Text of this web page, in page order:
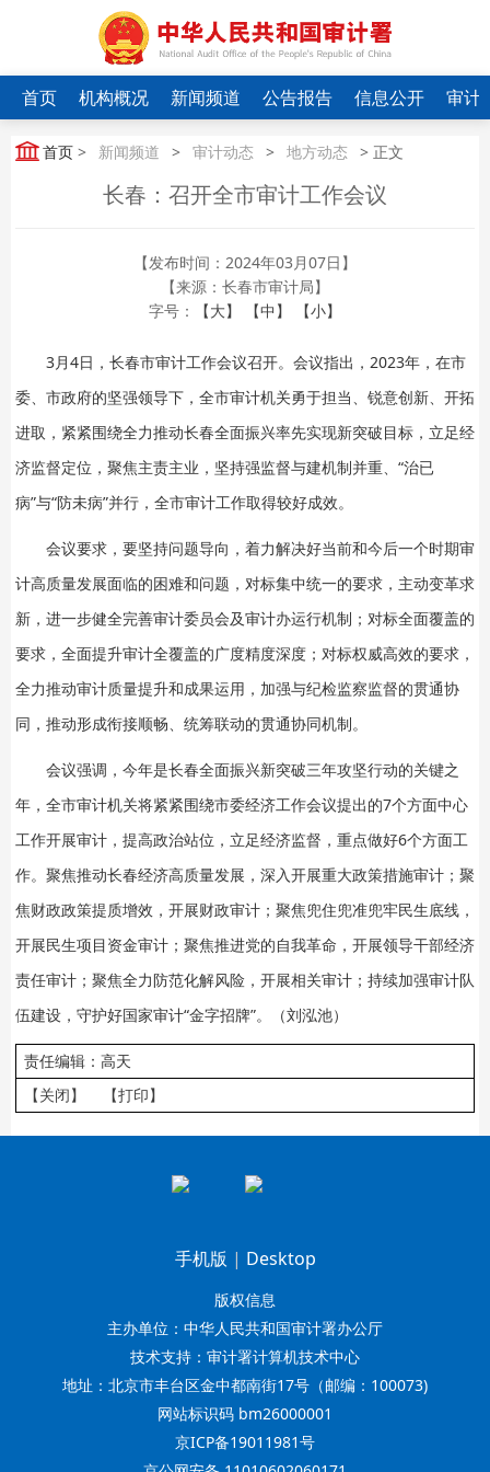
首页 机构概况 新闻频道 公告报告 信息公开 审计
首页 > 新闻频道 > 审计动态 > 地方动态 > 正文
长春：召开全市审计工作会议
【发布时间：2024年03月07日】
【来源：长春市审计局】
字号：
【大】 【中】 【小】
3月4日，长春市审计工作会议召开。会议指出，2023年，在市
委、市政府的坚强领导下，全市审计机关勇于担当、锐意创新、开拓
进取，紧紧围绕全力推动长春全面振兴率先实现新突破目标，立足经
济监督定位，聚焦主责主业，坚持强监督与建机制并重、“治已
病”与“防未病”并行，全市审计工作取得较好成效。
会议要求，要坚持问题导向，着力解决好当前和今后一个时期审
计高质量发展面临的困难和问题，对标集中统一的要求，主动变革求
新，进一步健全完善审计委员会及审计办运行机制；对标全面覆盖的
要求，全面提升审计全覆盖的广度精度深度；对标权威高效的要求，
全力推动审计质量提升和成果运用，加强与纪检监察监督的贯通协
同，推动形成衔接顺畅、统筹联动的贯通协同机制。
会议强调，今年是长春全面振兴新突破三年攻坚行动的关键之
年，全市审计机关将紧紧围绕市委经济工作会议提出的7个方面中心
工作开展审计，提高政治站位，立足经济监督，重点做好6个方面工
作。聚焦推动长春经济高质量发展，深入开展重大政策措施审计；聚
焦财政政策提质增效，开展财政审计；聚焦兜住兜准兜牢民生底线，
开展民生项目资金审计；聚焦推进党的自我革命，开展领导干部经济
责任审计；聚焦全力防范化解风险，开展相关审计；持续加强审计队
伍建设，守护好国家审计“金字招牌”。（刘泓池）
责任编辑：高天
【关闭】
【打印】
手机版 | Desktop
版权信息
主办单位：中华人民共和国审计署办公厅
技术支持：审计署计算机技术中心
地址：北京市丰台区金中都南街17号（邮编：100073)
网站标识码 bm26000001
京ICP备19011981号